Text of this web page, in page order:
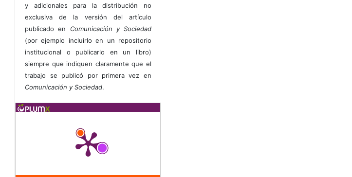
y adicionales para la distribución no
exclusiva de la versión del artículo
publicado en Comunicación y Sociedad
(por ejemplo incluirlo en un repositorio
institucional o publicarlo en un libro)
siempre que indiquen claramente que el
trabajo se publicó por primera vez en
Comunicación y Sociedad.